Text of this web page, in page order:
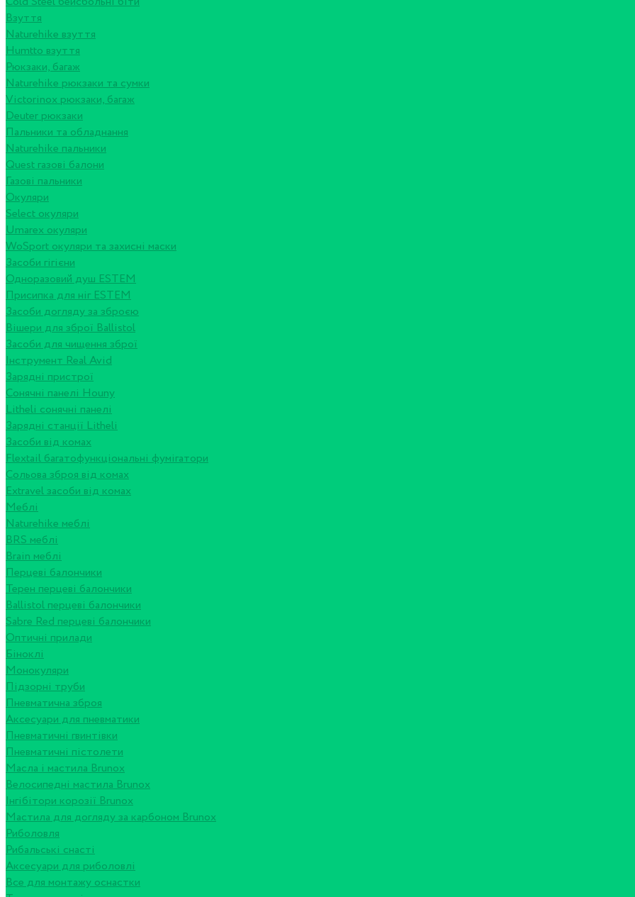
Взуття
Naturehike взуття
Humtto взуття
Рюкзаки, багаж
Naturehike рюкзаки та сумки
Victorinox рюкзаки, багаж
Deuter рюкзаки
Пальники та обладнання
Naturehike пальники
Quest газові балони
Газові пальники
Окуляри
Select окуляри
Umarex окуляри
WoSport окуляри та захисні маски
Засоби гігієни
Одноразовий душ ESTEM
Присипка для ніг ESTEM
Засоби догляду за зброєю
Вішери для зброї Ballistol
Засоби для чищення зброї
Інструмент Real Avid
Зарядні пристрої
Сонячні панелі Houny
Litheli сонячні панелі
Зарядні станції Litheli
Засоби від комах
Flextail багатофункціональні фумігатори
Сольова зброя від комах
Extravel засоби від комах
Меблі
Naturehike меблі
BRS меблі
Brain меблі
Перцеві балончики
Терен перцеві балончики
Ballistol перцеві балончики
Sabre Red перцеві балончики
Оптичні прилади
Біноклі
Монокуляри
Підзорні труби
Пневматична зброя
Аксесуари для пневматики
Пневматичні гвинтівки
Пневматичні пістолети
Масла і мастила Brunox
Велосипедні мастила Brunox
Інгібітори корозії Brunox
Мастила для догляду за карбоном Brunox
Риболовля
Рибальські снасті
Аксесуари для риболовлі
Все для монтажу оснастки